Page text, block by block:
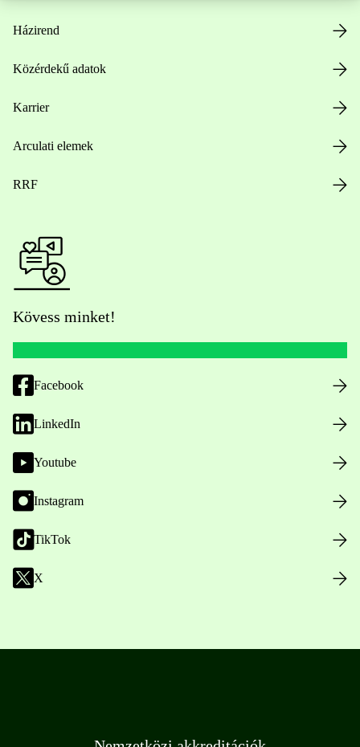
Házirend
Közérdekű adatok
Karrier
Arculati elemek
RRF
Kövess minket!
Facebook
LinkedIn
Youtube
Instagram
TikTok
X